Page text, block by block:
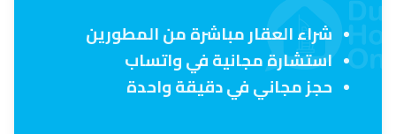
شراء العقار مباشرة من المطورين
استشارة مجانية في واتساب
حجز مجاني في دقيقة واحدة